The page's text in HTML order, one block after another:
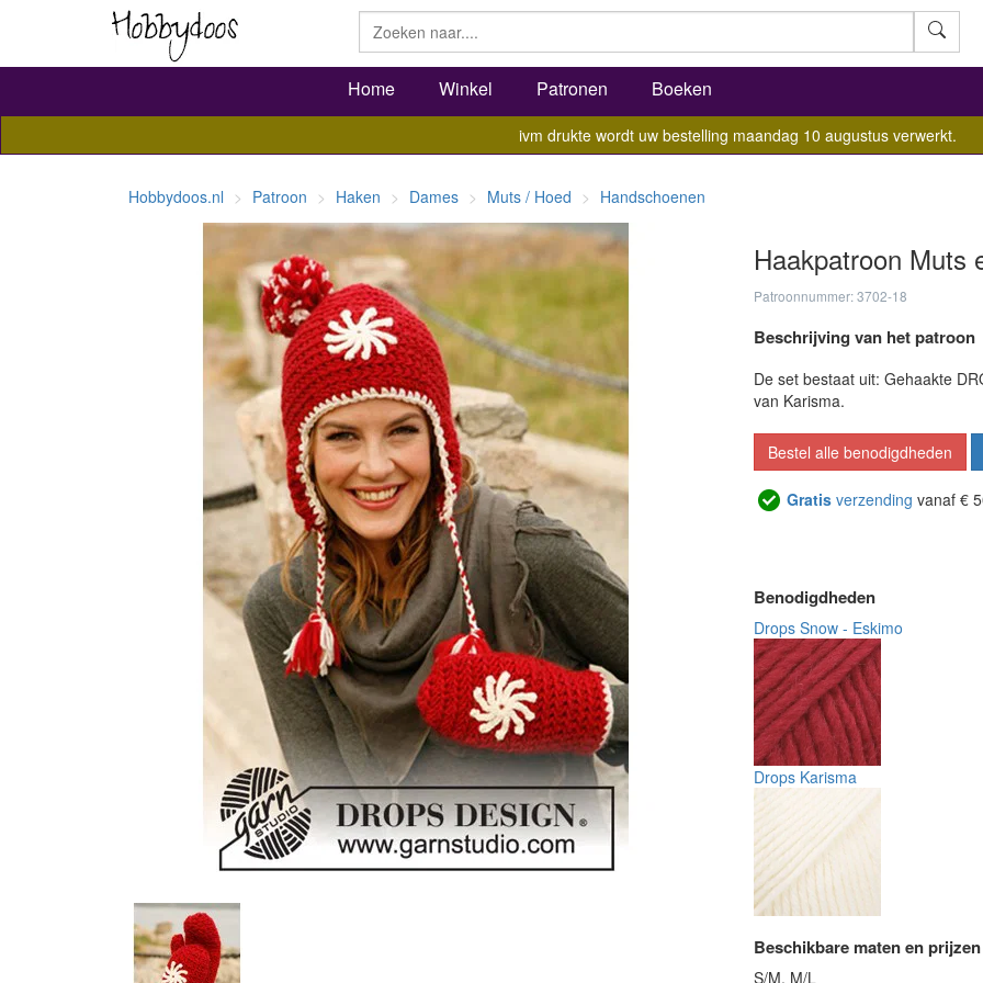
Home Winkel Patronen Boeken
ivm drukte wordt uw bestelling maandag 10 augustus verwerkt.
Hobbydoos.nl Patroon Haken Dames Muts / Hoed Handschoenen
Haakpatroon Muts
Patroonnummer: 3702-18
Beschrijving van het patroon
De set bestaat uit: Gehaakte
van Karisma.
Bestel alle benodigdheden
Gratis verzending vanaf €
Benodigdheden
Drops Snow - Eskimo
Drops Karisma
Beschikbare maten en prijzen
S/M, M/L